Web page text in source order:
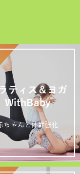
ティス＆ヨガ
WithBaby
ちゃんと体幹強化